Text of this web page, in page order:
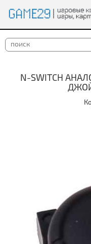
N-SWITCH